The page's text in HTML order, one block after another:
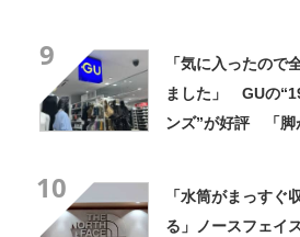
9
「気に入ったので
ました」 GUの
ンズ”が好評 「脚
10
「水筒がまっすぐ
る」ノースフェイ